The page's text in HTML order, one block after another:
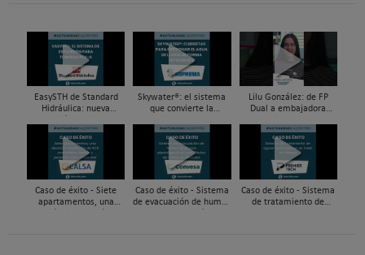
EasySTH de Standard
Hidráulica: nueva
de expansión para
tuberías PEX
Skywater®: el sistema
que convierte la
infraestructura activa de
gestión del agua...
Lilu González: de FP
Dual a embajadora
| Mecatrónica Industrial
Caso de éxito - Siete
apartamentos, una
Caso de éxito - Sistema
de evacuación de humos
Caso de éxito - Sistema
de tratamiento de